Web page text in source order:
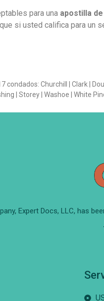
para una apostilla
si usted califica para un
condados: Churchill | Clark |
| Storey | Washoe | White
Expert Docs, LLC, has